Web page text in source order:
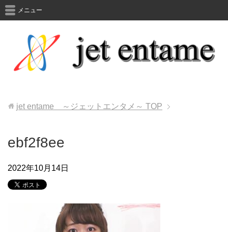
メニュー
jet entame ～ジェットエンタメ～ TOP
ebf2f8ee
2022年10月14日